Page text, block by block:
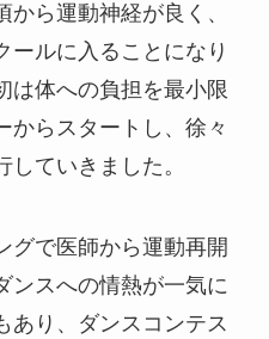
ら運動神経が良く、
ールに入ることになり
は体への負担を最小限
からスタートし、徐々
ていきました。
グで医師から運動再開
ンスへの情熱が一気に
あり、ダンスコンテス